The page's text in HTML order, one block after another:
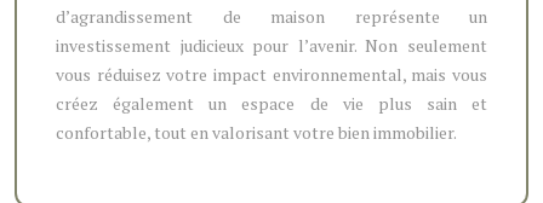
d’agrandissement de maison représente un
investissement judicieux pour l’avenir. Non seulement
vous réduisez votre impact environnemental, mais vous
créez également un espace de vie plus sain et
confortable, tout en valorisant votre bien immobilier.